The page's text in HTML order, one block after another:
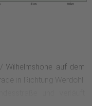
8 km 10 km
Wilhelmshöhe auf dem
in Richtung Werdohl.